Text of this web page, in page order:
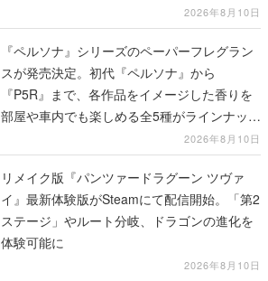
2026年8月10日
『ペルソナ』シリーズのペーパーフレグラン
スが発売決定。初代『ペルソナ』から
『P5R』まで、各作品をイメージした香りを
部屋や車内でも楽しめる全5種がラインナッ
プ、予約受付は8月17日12時より開始2026年8月10日
リメイク版『パンツァードラグーン ツヴァ
イ』最新体験版がSteamにて配信開始。「第2
ステージ」やルート分岐、ドラゴンの進化を
体験可能に
2026年8月10日